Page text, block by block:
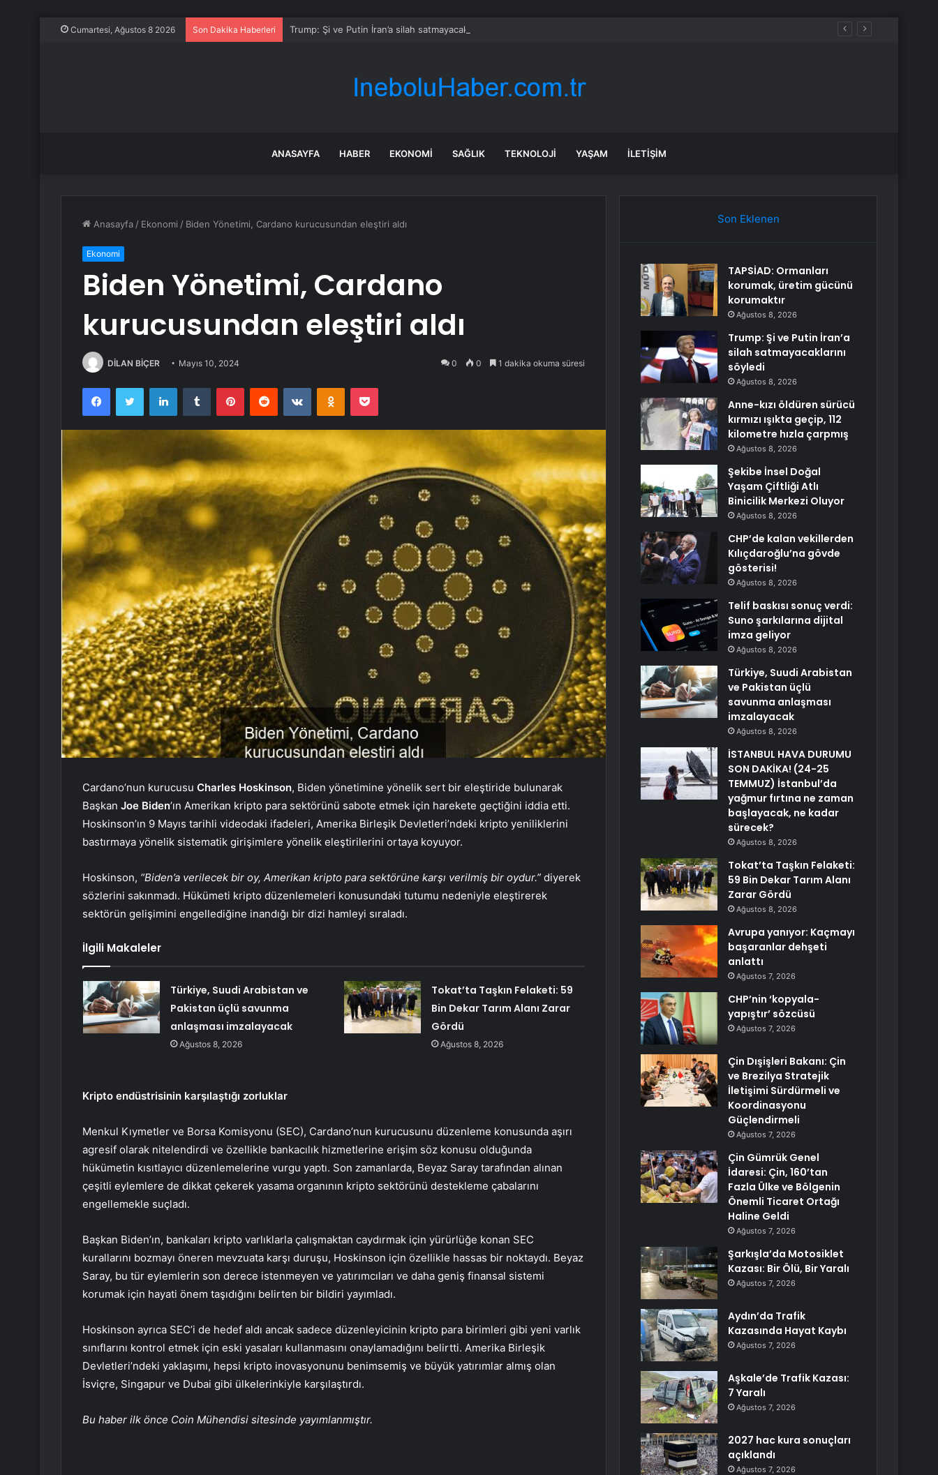
Cumartesi, Ağustos 8 2026 Son Dakika Haberleri Trump: Şi ve Putin İran’a silah satmayacaklarını söyledi
ANASAYFA HABER EKONOMI SAĞLIK TEKNOLOJI YAŞAM İLETIŞIM
Anasayfa / Ekonomi / Biden Yönetimi, Cardano kurucusundan eleştiri aldı
Ekonomi
Biden Yönetimi, Cardano
kurucusundan eleştiri aldı
DİLAN BİÇER Mayıs 10, 2024 0 0 1 dakika okuma süresi
FacebookTwitter LinkedInTumblr PinterestReddit VKontakteOdnoklassniki
Pocket
Cardano’nun kurucusu Charles Hoskinson, Biden yönetimine yönelik sert bir eleştiride bulunarak
Başkan Joe Biden’ın Amerikan kripto para sektörünü sabote etmek için harekete geçtiğini iddia etti.
Hoskinson’ın 9 Mayıs tarihli videodaki ifadeleri, Amerika Birleşik Devletleri’ndeki kripto yeniliklerini
bastırmaya yönelik sistematik girişimlere yönelik eleştirilerini ortaya koyuyor.
Hoskinson, “Biden’a verilecek bir oy, Amerikan kripto para sektörüne karşı verilmiş bir oydur.” diyerek
sözlerini sakınmadı. Hükümeti kripto düzenlemeleri konusundaki tutumu nedeniyle eleştirerek
sektörün gelişimini engellediğine inandığı bir dizi hamleyi sıraladı.
İlgili Makaleler
Türkiye, Suudi Arabistan ve
Pakistan üçlü savunma
anlaşması imzalayacak
Ağustos 8, 2026
Tokat’ta Taşkın Felaketi: 59
Bin Dekar Tarım Alanı Zarar
Gördü
Ağustos 8, 2026
Kripto endüstrisinin karşılaştığı zorluklar
Menkul Kıymetler ve Borsa Komisyonu (SEC), Cardano’nun kurucusunu düzenleme konusunda aşırı
agresif olarak nitelendirdi ve özellikle bankacılık hizmetlerine erişim söz konusu olduğunda
hükümetin kısıtlayıcı düzenlemelerine vurgu yaptı. Son zamanlarda, Beyaz Saray tarafından alınan
çeşitli eylemlere de dikkat çekerek yasama organının kripto sektörünü destekleme çabalarını
engellemekle suçladı.
Başkan Biden’ın, bankaları kripto varlıklarla çalışmaktan caydırmak için yürürlüğe konan SEC
kurallarını bozmayı öneren mevzuata karşı duruşu, Hoskinson için özellikle hassas bir noktaydı. Beyaz
Saray, bu tür eylemlerin son derece istenmeyen ve yatırımcıları ve daha geniş finansal sistemi
korumak için hayati önem taşıdığını belirten bir bildiri yayımladı.
Hoskinson ayrıca SEC’i de hedef aldı ancak sadece düzenleyicinin kripto para birimleri gibi yeni varlık
sınıflarını kontrol etmek için eski yasaları kullanmasını onaylamadığını belirtti. Amerika Birleşik
Devletleri’ndeki yaklaşımı, hepsi kripto inovasyonunu benimsemiş ve büyük yatırımlar almış olan
İsviçre, Singapur ve Dubai gibi ülkelerinkiyle karşılaştırdı.
Bu haber ilk önce Coin Mühendisi sitesinde yayımlanmıştır.
Son Eklenen
TAPSİAD: Ormanları
korumak, üretim gücünü
korumaktır
Ağustos 8, 2026
Trump: Şi ve Putin İran’a
silah satmayacaklarını
söyledi
Ağustos 8, 2026
Anne-kızı öldüren sürücü
kırmızı ışıkta geçip, 112
kilometre hızla çarpmış
Ağustos 8, 2026
Şekibe İnsel Doğal
Yaşam Çiftliği Atlı
Binicilik Merkezi Oluyor
Ağustos 8, 2026
CHP’de kalan vekillerden
Kılıçdaroğlu’na gövde
gösterisi!
Ağustos 8, 2026
Telif baskısı sonuç verdi:
Suno şarkılarına dijital
imza geliyor
Ağustos 8, 2026
Türkiye, Suudi Arabistan
ve Pakistan üçlü
savunma anlaşması
imzalayacak
Ağustos 8, 2026
İSTANBUL HAVA DURUMU
SON DAKİKA! (24-25
TEMMUZ) İstanbul’da
yağmur fırtına ne zaman
başlayacak, ne kadar
sürecek?
Ağustos 8, 2026
Tokat’ta Taşkın Felaketi:
59 Bin Dekar Tarım Alanı
Zarar Gördü
Ağustos 8, 2026
Avrupa yanıyor: Kaçmayı
başaranlar dehşeti
anlattı
Ağustos 7, 2026
CHP’nin ‘kopyala-
yapıştır’ sözcüsü
Ağustos 7, 2026
Çin Dışişleri Bakanı: Çin
ve Brezilya Stratejik
İletişimi Sürdürmeli ve
Koordinasyonu
Güçlendirmeli
Ağustos 7, 2026
Çin Gümrük Genel
İdaresi: Çin, 160’tan
Fazla Ülke ve Bölgenin
Önemli Ticaret Ortağı
Haline Geldi
Ağustos 7, 2026
Şarkışla’da Motosiklet
Kazası: Bir Ölü, Bir Yaralı
Ağustos 7, 2026
Aydın’da Trafik
Kazasında Hayat Kaybı
Ağustos 7, 2026
Aşkale’de Trafik Kazası:
7 Yaralı
Ağustos 7, 2026
2027 hac kura sonuçları
açıklandı
Ağustos 7, 2026